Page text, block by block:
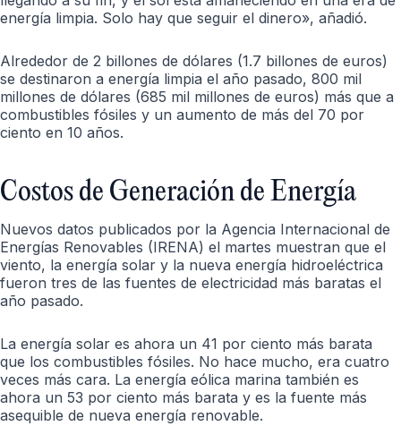
energía limpia. Solo hay que seguir el dinero», añadió.
Alrededor de 2 billones de dólares (1.7 billones de euros)
se destinaron a energía limpia el año pasado, 800 mil
millones de dólares (685 mil millones de euros) más que a
combustibles fósiles y un aumento de más del 70 por
ciento en 10 años.
Costos de Generación de Energía
Nuevos datos publicados por la Agencia Internacional de
Energías Renovables (IRENA) el martes muestran que el
viento, la energía solar y la nueva energía hidroeléctrica
fueron tres de las fuentes de electricidad más baratas el
año pasado.
La energía solar es ahora un 41 por ciento más barata
que los combustibles fósiles. No hace mucho, era cuatro
veces más cara. La energía eólica marina también es
ahora un 53 por ciento más barata y es la fuente más
asequible de nueva energía renovable.